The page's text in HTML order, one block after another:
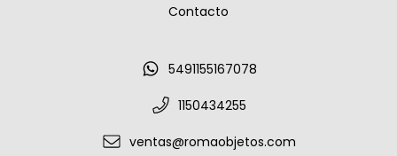
Contacto
5491155167078
1150434255
ventas@romaobjetos.com